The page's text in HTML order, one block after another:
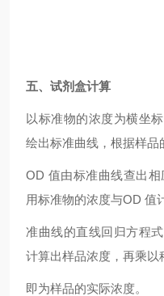
五、试剂盒计算
以标准物的浓度为横坐
绘出标准曲线，根据样品
OD 值由标准曲线查出
用标准物的浓度与OD 值
准曲线的直线回归方程
计算出样品浓度，再乘以
即为样品的实际浓度。